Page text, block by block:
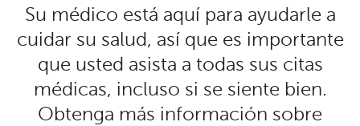
Su médico está aquí para ayudarle a
cuidar su salud, así que es importante
que usted asista a todas sus citas
médicas, incluso si se siente bien.
Obtenga más información sobre